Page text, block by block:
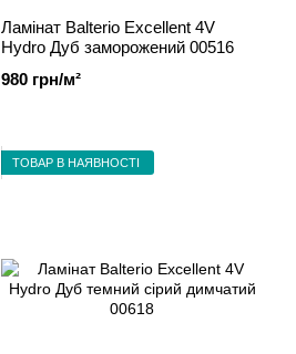
Ламінат Balterio Excellent 4V
Hydro Дуб заморожений 00516
980 грн/м²
ТОВАР В НАЯВНОСТІ